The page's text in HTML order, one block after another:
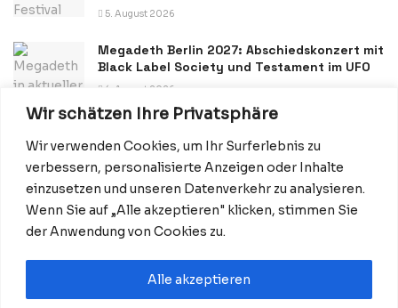
Wir schätzen Ihre Privatsphäre
Wir verwenden Cookies, um Ihr Surferlebnis zu
verbessern, personalisierte Anzeigen oder Inhalte
einzusetzen und unseren Datenverkehr zu analysieren.
Wenn Sie auf „Alle akzeptieren" klicken, stimmen Sie
der Anwendung von Cookies zu.
Alle akzeptieren
5. August 2026
Megadeth Berlin 2027: Abschiedskonzert mit
Black Label Society und Testament im UFO
4. August 2026
Datenschutzerklärung Impressum Startseite